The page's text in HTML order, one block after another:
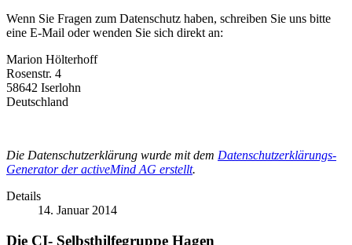
Wenn Sie Fragen zum Datenschutz haben, schreiben Sie uns bitte
eine E-Mail oder wenden Sie sich direkt an:
Marion Hölterhoff
Rosenstr. 4
58642 Iserlohn
Deutschland
Die Datenschutzerklärung wurde mit dem Datenschutzerklärungs-
Generator der activeMind AG erstellt.
Details
14. Januar 2014
Die CI- Selbsthilfegruppe Hagen